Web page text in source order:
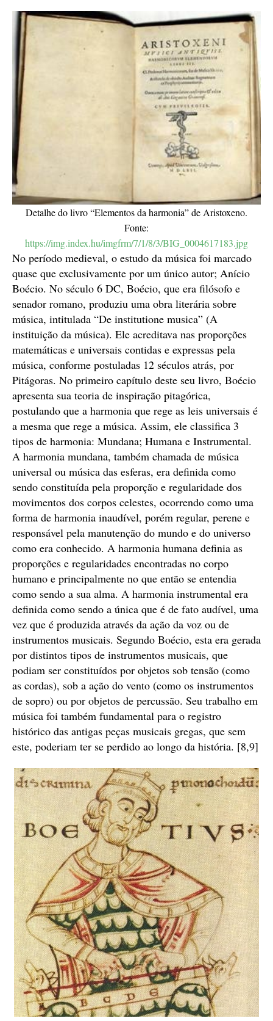
Detalhe do livro “Elementos da harmonia” de Aristoxeno.
Fonte:
https://img.index.hu/imgfrm/7/1/8/3/BIG_0004617183.jpg
No período medieval, o estudo da música foi marcado
quase que exclusivamente por um único autor; Anício
Boécio. No século 6 DC, Boécio, que era filósofo e
senador romano, produziu uma obra literária sobre
música, intitulada “De institutione musica” (A
instituição da música). Ele acreditava nas proporções
matemáticas e universais contidas e expressas pela
música, conforme postuladas 12 séculos atrás, por
Pitágoras. No primeiro capítulo deste seu livro, Boécio
apresenta sua teoria de inspiração pitagórica,
postulando que a harmonia que rege as leis universais é
a mesma que rege a música. Assim, ele classifica 3
tipos de harmonia: Mundana; Humana e Instrumental.
A harmonia mundana, também chamada de música
universal ou música das esferas, era definida como
sendo constituída pela proporção e regularidade dos
movimentos dos corpos celestes, ocorrendo como uma
forma de harmonia inaudível, porém regular, perene e
responsável pela manutenção do mundo e do universo
como era conhecido. A harmonia humana definia as
proporções e regularidades encontradas no corpo
humano e principalmente no que então se entendia
como sendo a sua alma. A harmonia instrumental era
definida como sendo a única que é de fato audível, uma
vez que é produzida através da ação da voz ou de
instrumentos musicais. Segundo Boécio, esta era gerada
por distintos tipos de instrumentos musicais, que
podiam ser constituídos por objetos sob tensão (como
as cordas), sob a ação do vento (como os instrumentos
de sopro) ou por objetos de percussão. Seu trabalho em
música foi também fundamental para o registro
histórico das antigas peças musicais gregas, que sem
este, poderiam ter se perdido ao longo da história. [8,9]